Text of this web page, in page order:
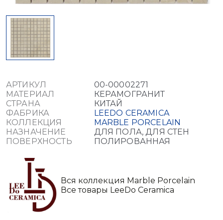
АРТИКУЛ
00-00002271
МАТЕРИАЛ
КЕРАМОГРАНИТ
СТРАНА
КИТАЙ
ФАБРИКА
LEEDO CERAMICA
КОЛЛЕКЦИЯ
MARBLE PORCELAIN
НАЗНАЧЕНИЕ
ДЛЯ ПОЛА, ДЛЯ СТЕН
ПОВЕРХНОСТЬ
ПОЛИРОВАННАЯ
Вся коллекция Marble Porcelain
Все товары LeeDo Ceramica